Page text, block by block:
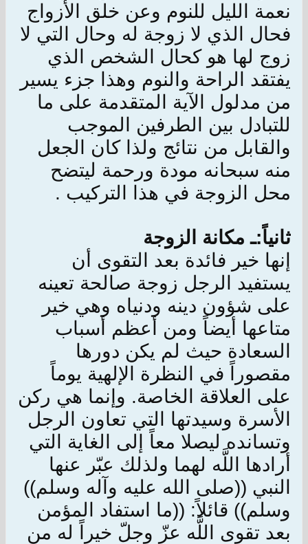
نعمة الليل للنوم وعن خلق الأزواج
فحال الذي لا زوجة له وحال التي لا
زوج لها هو كحال الشخص الذي
يفتقد الراحة والنوم وهذا جزء يسير
من مدلول الآية المتقدمة على ما
للتبادل بين الطرفين الموجب
والقابل من نتائج ولذا كان الجعل
منه سبحانه مودة ورحمة ليتضح
محل الزوجة في هذا التركيب .
ثانياً:ـ مكانة الزوجة
إنها خير فائدة بعد التقوى أن
يستفيد الرجل زوجة صالحة تعينه
على شؤون دينه ودنياه وهي خير
متاعها أيضاً ومن أعظم أسباب
السعادة حيث لم يكن دورها
مقصوراً في النظرة الإلهية يوماً
على العلاقة الخاصة. وإنما هي ركن
الأسرة وسيدتها التي تعاون الرجل
وتسانده ليصلا معاً إلى الغاية التي
أرادها اللَّه لهما ولذلك عبّر عنها
النبي ((صلى الله عليه وآله وسلم))
وسلم)) قائلاً: ((ما استفاد المؤمن
بعد تقوى اللَّه عزّ وجلّ خيراً له من